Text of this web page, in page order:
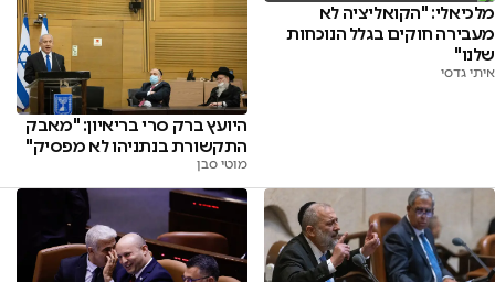
מלכיאלי: "הקואליציה לא
מעבירה חוקים בגלל הנוכחות
שלנו"
איתי גדסי
היועץ ברק סרי בריאיון: "מאבק
התקשורת בנתניהו לא מפסיק"
מוטי סבן